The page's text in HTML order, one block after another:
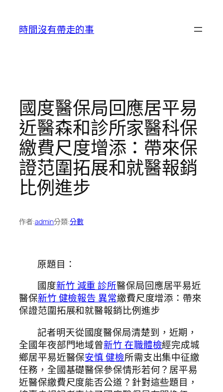
時間沒有帶走的事
國度醫保局回應居平易
近醫森和診所家醫科保
繳費尺度增添：帶來保
證范圍拓展和就醫報銷
比例進步
作者:admin分類:分數
原題目：
國度新竹 減重 診所醫保局回應居平易近
醫保新竹 健檢報告 異常繳費尺度增添：帶來
保證范圍拓展和就醫報銷比例進步
記者明天從國度醫保局清楚到，近期，
全國年夜部門地域曾新竹 在職體檢經完成城
鄉居平易近醫保安慎 健檢所需支出集中征繳
任務，全國基礎醫保參保情形若何？居平易
近醫保繳費尺度能否公道？針對這些題目，